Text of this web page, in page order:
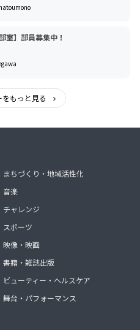
室】部員募集中！
もっと見る
まちづくり・地域活性化
音楽
チャレンジ
スポーツ
映像・映画
書籍・雑誌出版
ビューティー・ヘルスケア
舞台・パフォーマンス